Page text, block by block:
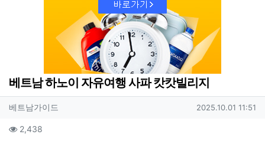
베트남 하노이 자유여행 사파 캇캇빌리지
작성자 정보
베트남가이드 작성일
2025.10.01 11:51
컨텐츠 정보
2,438